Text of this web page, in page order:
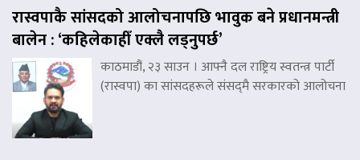
रास्वपाकै सांसदको आलोचनापछि भावुक बने प्रधानमन्त्री
बालेन : ‘कहिलेकाहीँ एक्लै लड्नुपर्छ’
काठमाडौं, २३ साउन । आफ्नै दल राष्ट्रिय स्वतन्त्र पार्टी
(रास्वपा) का सांसदहरूले संसद्‌मै सरकारको आलोचना